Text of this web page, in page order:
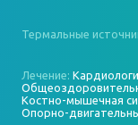
Термальные
Лечение:
Костно-мышечная
Опорно-